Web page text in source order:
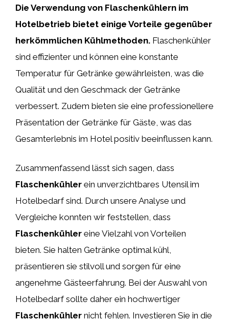
Die Verwendung von Flaschenkühlern im
Hotelbetrieb bietet einige Vorteile gegenüber
herkömmlichen Kühlmethoden. Flaschenkühler
sind effizienter und können eine konstante
Temperatur für Getränke gewährleisten, was die
Qualität und den Geschmack der Getränke
verbessert. Zudem bieten sie eine professionellere
Präsentation der Getränke für Gäste, was das
Gesamterlebnis im Hotel positiv beeinflussen kann.
Zusammenfassend lässt sich sagen, dass
Flaschenkühler ein unverzichtbares Utensil im
Hotelbedarf sind. Durch unsere Analyse und
Vergleiche konnten wir feststellen, dass
Flaschenkühler eine Vielzahl von Vorteilen
bieten. Sie halten Getränke optimal kühl,
präsentieren sie stilvoll und sorgen für eine
angenehme Gästeerfahrung. Bei der Auswahl von
Hotelbedarf sollte daher ein hochwertiger
Flaschenkühler nicht fehlen. Investieren Sie in die